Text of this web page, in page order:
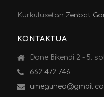
KurkuluxetanZenbat
KONTAKTUA
Done Bikendi 2 - 5.
662 472 746